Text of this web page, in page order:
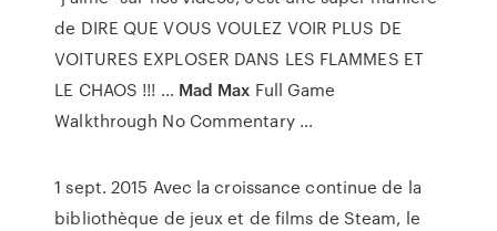
de DIRE QUE VOUS VOULEZ VOIR PLUS DE
VOITURES EXPLOSER DANS LES FLAMMES ET
LE CHAOS !!! … Mad Max Full Game
Walkthrough No Commentary …
1 sept. 2015 Avec la croissance continue de la
bibliothèque de jeux et de films de Steam, le